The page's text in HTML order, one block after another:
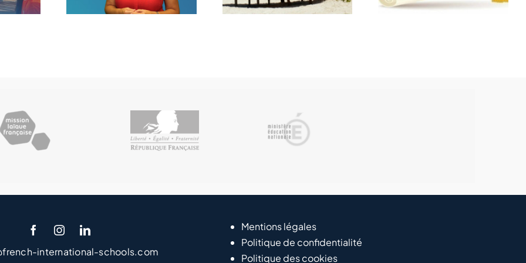
international-schools.com
Mentions légales
Politique de confidentialité
Politique des cookies